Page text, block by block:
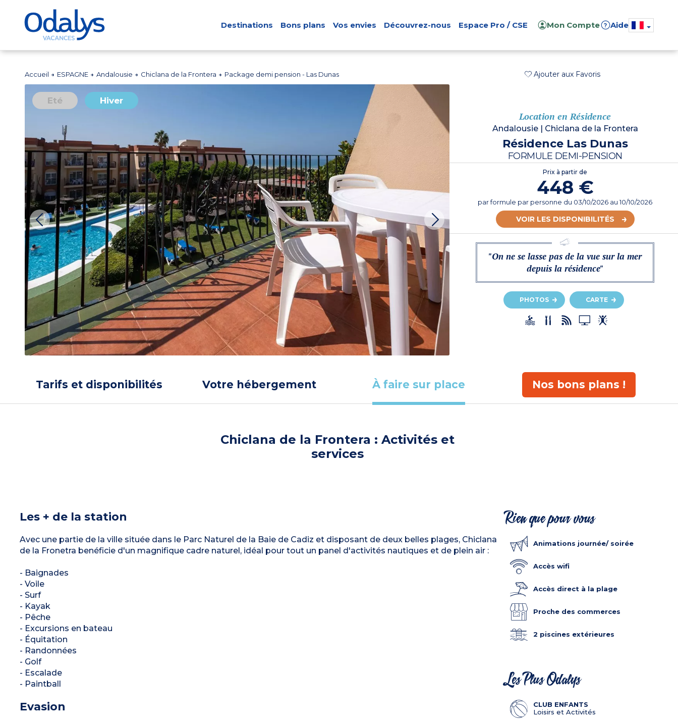
Destinations Bons plans Vos envies Découvrez-nous Espace Pro / CSE Mon Compte ? Aide
Accueil ESPAGNE Andalousie Chiclana de la Frontera Package demi pension - Las Dunas Ajouter aux Favoris
Eté Hiver
Location en Résidence
Andalousie| Chiclana de la Frontera
Résidence Las Dunas
FORMULE DEMI-PENSION
Prix à partir de
448 €
par formule par personne du 03/10/2026 au 10/10/2026
VOIR LES DISPONIBILITÉS
"On ne se lasse pas de la vue sur la mer
depuis la résidence"
PHOTOS CARTE
Tarifs et disponibilités Votre hébergement À faire sur place Nos bons plans !
Chiclana de la Frontera : Activités et
services
Les + de la station
Avec une partie de la ville située dans le Parc Naturel de la Baie de Cadiz et disposant de deux belles plages, Chiclana
de la Fronetra benéficie d'un magnifique cadre naturel, idéal pour tout un panel d'activités nautiques et de plein air :
- Baignades
- Voile
- Surf
- Kayak
- Pêche
- Excursions en bateau
- Équitation
- Randonnées
- Golf
- Escalade
- Paintball
Evasion
Rien que pour vous
Animations journée/ soirée
Accès wifi
Accès direct à la plage
Proche des commerces
2 piscines extérieures
Les Plus Odalys
CLUB ENFANTS
Loisirs et Activités